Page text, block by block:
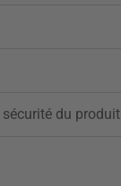
du produit